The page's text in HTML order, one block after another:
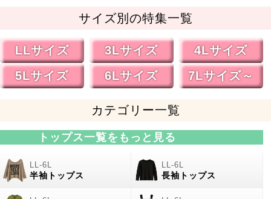
サイズ別の特集一覧
LLサイズ 3Lサイズ
4Lサイズ
5Lサイズ
6Lサイズ 7Lサイズ～
カテゴリー一覧
トップス一覧をもっと見る
半袖トップス 長袖トップス